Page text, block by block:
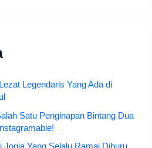
Legendaris Yang Ada di
Satu Penginapan Bintang Dua